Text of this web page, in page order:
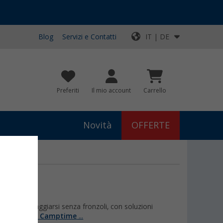
Blog Servizi e Contatti IT | DE
Preferiti Il mio account Carrello
Novità OFFERTE
equipaggiarsi senza fronzoli, con soluzioni
Camptime ...